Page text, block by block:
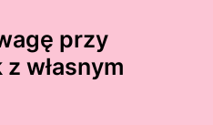
przy
własnym